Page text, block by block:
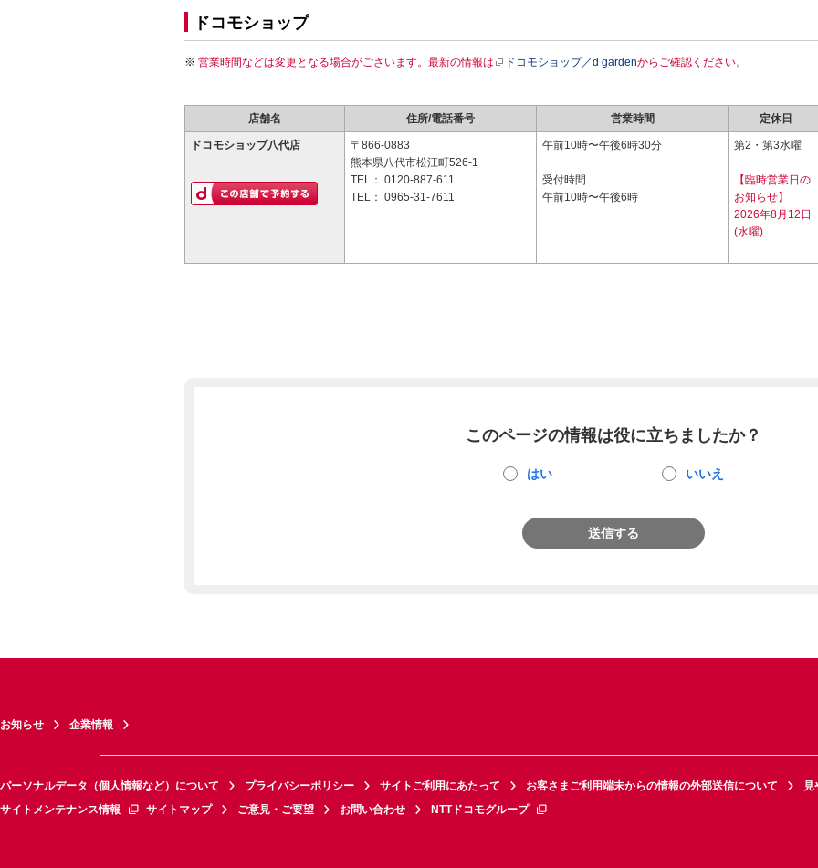
ドコモショップ
営業時間などは変更となる場合がございます。最新の情報は ドコモショップ／d gardenからご確認ください。
店舗名 住所/電話番号 営業時間 定休日
ドコモショップ八代店
〒866-0883
熊本県八代市松江町526-1
TEL： 0120-887-611
TEL： 0965-31-7611
午前10時〜午後6時30分
受付時間
午前10時〜午後6時
第2・第3水曜
【臨時営業日の
お知らせ】
2026年8月12日
(水曜)
このページの情報は役に立ちましたか？
はい いいえ
送信する
お知らせ 企業情報
パーソナルデータ（個人情報など）について プライバシーポリシー サイトご利用にあたって お客さまご利用端末からの情報の外部送信について
見
サイトメンテナンス情報
サイトマップ ご意見・ご要望 お問い合わせ NTTドコモグループ